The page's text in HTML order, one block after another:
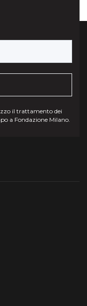
il trattamento dei
a Fondazione Milano.